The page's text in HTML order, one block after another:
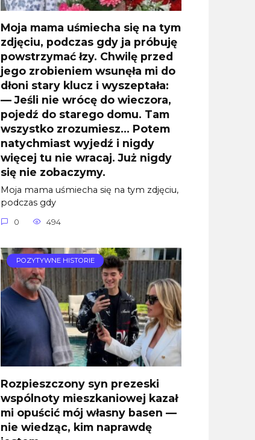
Moja mama uśmiecha się na tym
zdjęciu, podczas gdy ja próbuję
powstrzymać łzy. Chwilę przed
jego zrobieniem wsunęła mi do
dłoni stary klucz i wyszeptała:
— Jeśli nie wrócę do wieczora,
pojedź do starego domu. Tam
wszystko zrozumiesz… Potem
natychmiast wyjedź i nigdy
więcej tu nie wracaj. Już nigdy
się nie zobaczymy.
Moja mama uśmiecha się na tym zdjęciu,
podczas gdy
0 494
POZYTYWNE HISTORIE
Rozpieszczony syn prezeski
wspólnoty mieszkaniowej kazał
mi opuścić mój własny basen —
nie wiedząc, kim naprawdę